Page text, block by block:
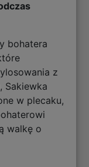
bohatera
z
Sakiewka
w plecaku,
walkę o